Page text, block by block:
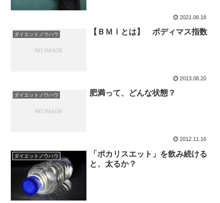
2021.06.18
ダイエットノウハウ 【ＢＭＩとは】 ボディマス指数
2013.08.20
ダイエットノウハウ 肥満って、どんな状態？
2012.11.16
ダイエットノウハウ
「ポカリスエット」を飲み続ける
と、太るか？